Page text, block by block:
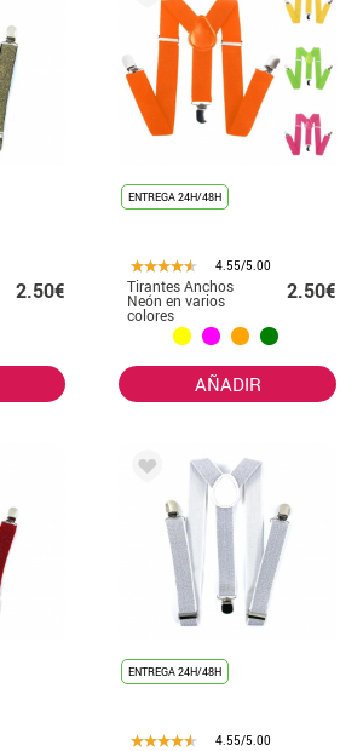
2.50€
ENTREGA 24H/48H
4.55/5.00
Tirantes Anchos
Neón en varios
colores
2.50€
AÑADIR
ENTREGA 24H/48H
4.55/5.00